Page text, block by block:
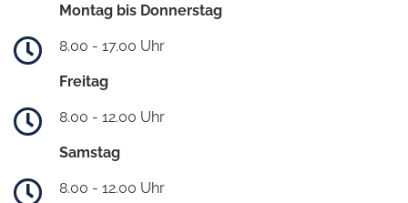
Montag bis Donnerstag
8.00 - 17.00 Uhr
Freitag
8.00 - 12.00 Uhr
Samstag
8.00 - 12.00 Uhr